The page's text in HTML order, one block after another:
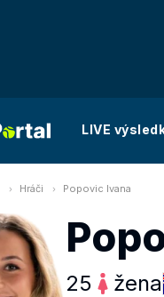
LIVE
Hráči Popovic Ivana
25 žena